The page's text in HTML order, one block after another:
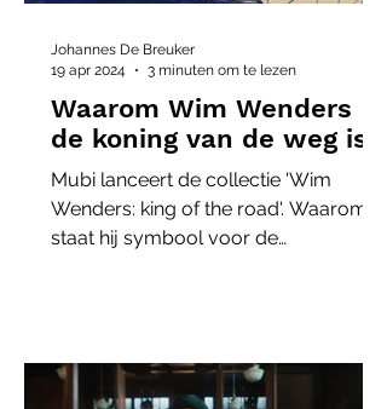
Waarom Wim Wenders
de koning van de weg is
Mubi lanceert de collectie 'Wim
Wenders: king of the road'. Waarom
staat hij symbool voor de
Johannes De Breuker
19 apr 2024
3 minuten om te lezen